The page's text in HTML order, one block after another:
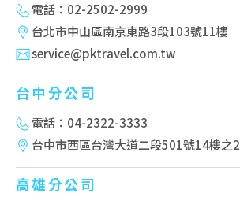
電話：02-2502-2999
台北市中山區南京東路3段103號11樓
service@pktravel.com.tw
台中分公司
電話：04-2322-3333
台中市西區台灣大道二段501號14樓之2
高雄分公司